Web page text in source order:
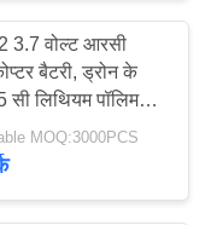
3.7 वोल्ट आरसी
बैटरी, ड्रोन के
सी लिथियम पॉलिमर
MOQ:3000PCS